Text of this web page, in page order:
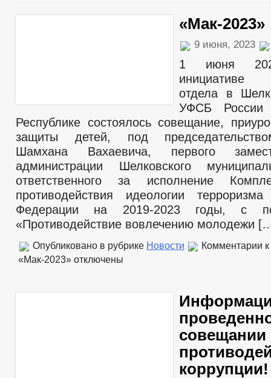
«Мак-2023»
9 июня, 2023
1 июня
инициативе
отдела в
УФСБ России
Республике состоялось совещание,
защиты детей, под
Шамхана Вахаевича, первого
администрации Шелковского
ответственного за исполнение
противодействия идеологии
Федерации на 2019-2023 годы, с
«Противодействие вовлечению молодежи
Опубликовано в рубрике Новости Комментарии
«Мак-2023» отключены
совещании
коррупции!